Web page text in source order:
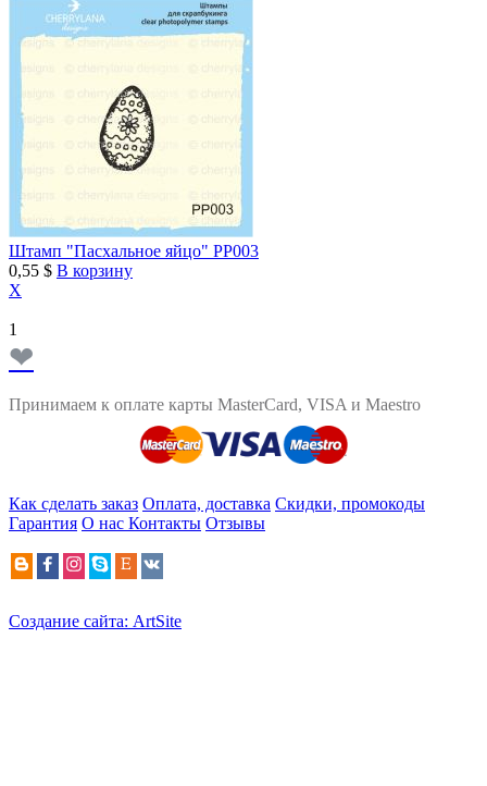
Штамп "Пасхальное яйцо" PP003
0,55 $ В корзину
X
1
❤
Принимаем к оплате карты MasterCard, VISA и Maestro
Как сделать заказ Оплата, доставка Скидки, промокоды
Гарантия О нас Контакты Отзывы
Создание сайта: ArtSite